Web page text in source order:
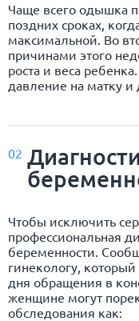
Чаще всего одышка
поздних сроках,
максимальной. Во
причинами этого
роста и веса
давление на матку и
02
Чтобы исключить
профессиональная
беременности.
гинекологу,
дня обращения в
женщине могут
обследования как: